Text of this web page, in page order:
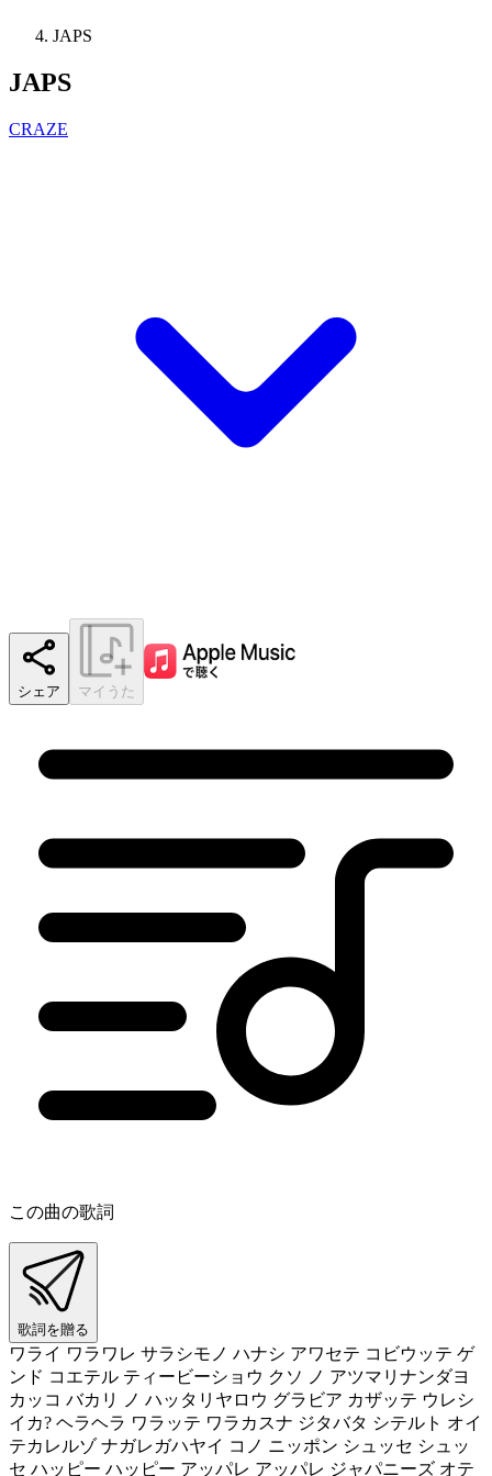
JAPS
JAPS
CRAZE
シェア マイうた
この曲の歌詞
歌詞を贈る
ワライ ワラワレ サラシモノ ハナシ アワセテ コビウッテ ゲ
ンド コエテル ティービーショウ クソ ノ アツマリナンダヨ
カッコ バカリ ノ ハッタリヤロウ グラビア カザッテ ウレシ
イカ? ヘラヘラ ワラッテ ワラカスナ ジタバタ シテルト オイ
テカレルゾ ナガレガハヤイ コノ ニッポン シュッセ シュッ
セ ハッピー ハッピー アッパレ アッパレ ジャパニーズ オテ